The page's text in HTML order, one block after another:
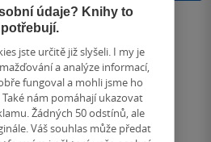
údaje? Knihy to
potřebují.
jste určitě již slyšeli. I my je
a analýze informací,
fungoval a mohli jsme ho
nám pomáhají ukazovat
Žádných 50 odstínů, ale
Váš souhlas může předat